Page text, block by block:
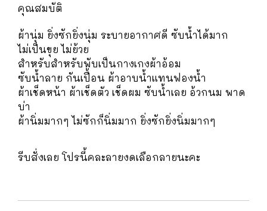
คุณสมบัติ
ผ้านุ่ม ยิ่งซักยิ่งนุ่ม ระบายอากาศดี ซับน้ำได้มาก
ไม่เป็นขุย ไม่ย้วย
สำหรับสำหรับพับเป็นกางเกงผ้าอ้อม
ซับน้ำลาย กันเปื้อน ผ้าอาบน้ำแทนฟองน้ำ
ผ้าเช็ดหน้า ผ้าเช็ดตัว เช็ดผม ซับน้ำเลย อ้วกนม พาด
บ่า
ผ้านิ่มมากๆ ไม่ซักก็นิ่มมาก ยิ่งซักยิ่งนิ่มมากๆ
รีบสั่งเลย โปรนี้คละลายงดเลือกลายนะคะ